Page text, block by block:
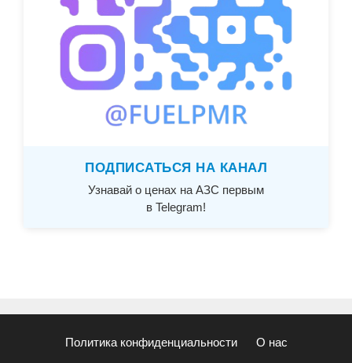
ПОДПИСАТЬСЯ НА КАНАЛ
Узнавай о ценах на АЗС первым
в Telegram!
Политика конфиденциальности О нас